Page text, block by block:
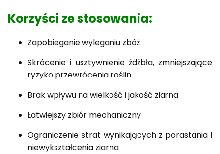
Korzyści ze stosowania:
Zapobieganie wyleganiu zbóż
Skrócenie i usztywnienie źdźbła, zmniejszające
ryzyko przewrócenia roślin
Brak wpływu na wielkość i jakość ziarna
Łatwiejszy zbiór mechaniczny
Ograniczenie strat wynikających z porastania i
niewykształcenia ziarna